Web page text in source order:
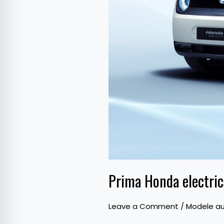
Prima Honda
Leave a Comment /Modele